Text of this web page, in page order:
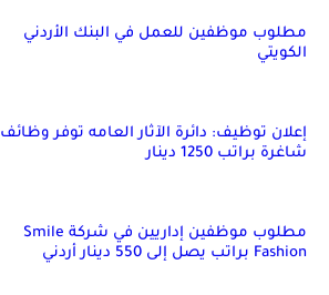
مطلوب موظفين للعمل في البنك الأردني
الكويتي
إعلان توظيف: دائرة الآثار العامه توفر وظائف
شاغرة براتب 1250 دينار
مطلوب موظفين إداريين في شركة Smile
Fashion براتب يصل إلى 550 دينار أردني